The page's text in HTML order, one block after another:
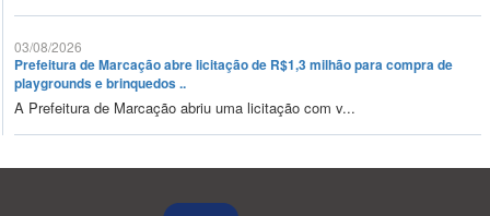
03/08/2026
Prefeitura de Marcação abre licitação de R$1,3 milhão para compra de
playgrounds e brinquedos ..
A Prefeitura de Marcação abriu uma licitação com v...